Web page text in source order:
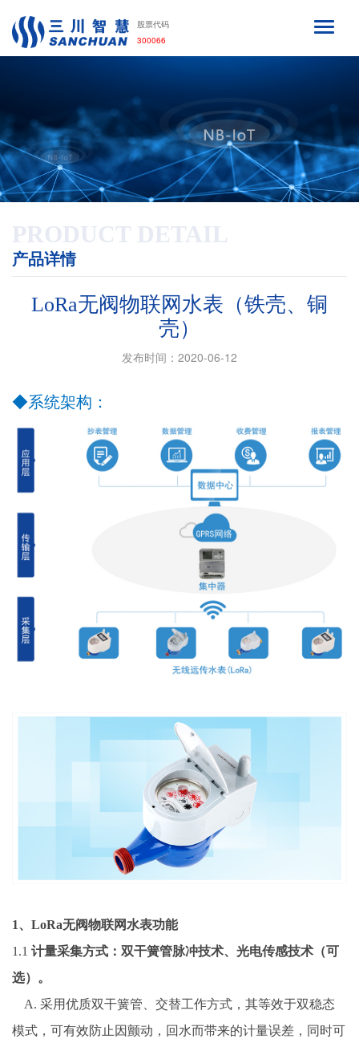
股票代码
300066
PRODUCT DETAIL
产品详情
LoRa无阀物联网水表（铁壳、铜
壳）
发布时间：2020-06-12
◆系统架构：
1、LoRa无阀物联网水表功能
1.1 计量采集方式：双干簧管脉冲技术、光电传感技术（可
选）。
A. 采用优质双干簧管、交替工作方式，其等效于双稳态
模式，可有效防止因颤动，回水而带来的计量误差，同时可